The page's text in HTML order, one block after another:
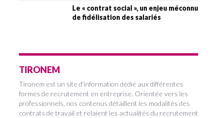
Le « contrat social », un enjeu méconnu
de fidélisation des salariés
TIRONEM
Tironem est un site d’information dédié aux différentes
formes de recrutement en entreprise. Orientée vers les
professionnels, nos contenus détaillent les modalités des
contrats de travail et relaient les actualités du recrutement